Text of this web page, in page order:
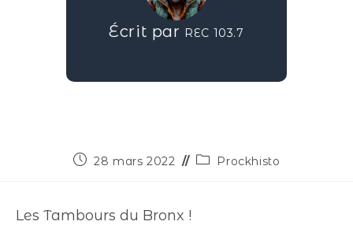
Écrit par REC 103.7
28 mars 2022 Prockhisto
Les Tambours du Bronx !